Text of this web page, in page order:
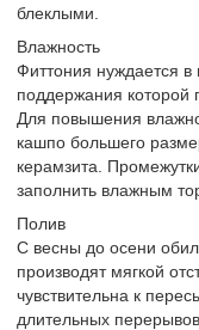
блеклыми.
Влажность
Фиттония нуждается в
поддержания которой
Для повышения
кашпо большего
керамзита.
заполнить влажным
Полив
С весны до осени
производят мягкой
чувствительна к
длительных